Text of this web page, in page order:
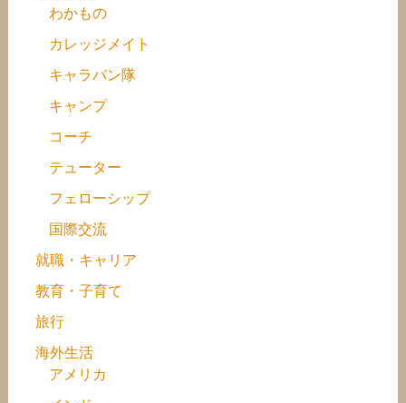
わかもの
カレッジメイト
キャラバン隊
キャンプ
コーチ
テューター
フェローシップ
国際交流
就職・キャリア
教育・子育て
旅行
海外生活
アメリカ